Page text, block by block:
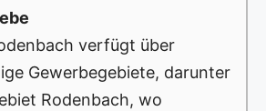
verfügt über
Gewerbegebiete, darunter
Rodenbach, wo